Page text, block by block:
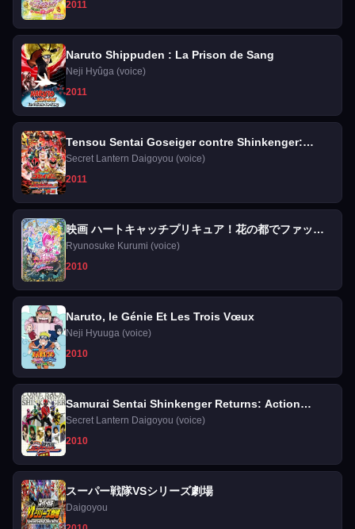
2011
Naruto Shippuden : La Prison de Sang
Neji Hyûga (voice)
2011
Tensou Sentai Goseiger contre Shinkenger:
épique sur Ginmaku
Secret Lantern Daigoyou (voice)
2011
映画 ハートキャッチプリキュア！花の都でファッシ
ョンショー・・・ですか！？
Ryunosuke Kurumi (voice)
2010
Naruto, le Génie Et Les Trois Vœux
Neji Hyuuga (voice)
2010
Samurai Sentai Shinkenger Returns: Action
Spéciale
Secret Lantern Daigoyou (voice)
2010
スーパー戦隊VSシリーズ劇場
Daigoyou